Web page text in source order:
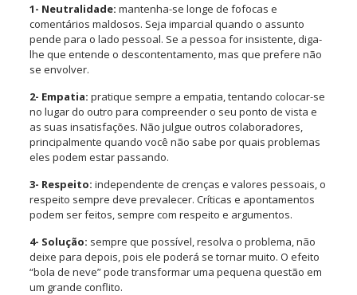
1- Neutralidade: mantenha-se longe de fofocas e
comentários maldosos. Seja imparcial quando o assunto
pende para o lado pessoal. Se a pessoa for insistente, diga-
lhe que entende o descontentamento, mas que prefere não
se envolver.
2- Empatia: pratique sempre a empatia, tentando colocar-se
no lugar do outro para compreender o seu ponto de vista e
as suas insatisfações. Não julgue outros colaboradores,
principalmente quando você não sabe por quais problemas
eles podem estar passando.
3- Respeito: independente de crenças e valores pessoais, o
respeito sempre deve prevalecer. Críticas e apontamentos
podem ser feitos, sempre com respeito e argumentos.
4- Solução: sempre que possível, resolva o problema, não
deixe para depois, pois ele poderá se tornar muito. O efeito
“bola de neve” pode transformar uma pequena questão em
um grande conflito.